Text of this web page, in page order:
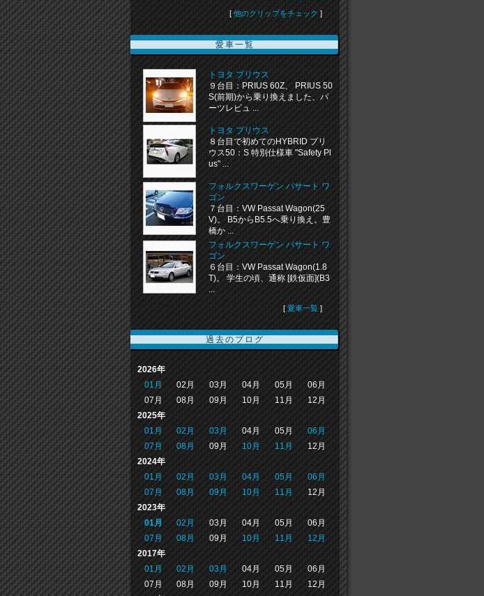
[ 他のクリップをチェック ]
愛車一覧
トヨタ プリウス
９台目：PRIUS 60Z、 PRIUS 50
S(前期)から乗り換えました、パ
ーツレビュ ...
トヨタ プリウス
８台目で初めてのHYBRID プリ
ウス50：S 特別仕様車 "Safety Pl
us" ...
フォルクスワーゲン パサート ワ
ゴン
７台目：VW Passat Wagon(25
V)。 B5からB5.5へ乗り換え。豊
橋か ...
フォルクスワーゲン パサート ワ
ゴン
６台目：VW Passat Wagon(1.8
T)。 学生の頃、通称 [鉄仮面](B3
...
[愛車一覧 ]
過去のブログ
2026年
01月
02月 03月 04月 05月
06月
07月
08月 09月 10月 11月
12月
2025年
01月
02月 03月 04月 05月
06月
07月
08月 09月 10月 11月
12月
2024年
01月
02月 03月 04月 05月
06月
07月
08月 09月 10月 11月
12月
2023年
01月
02月 03月 04月 05月
06月
07月
08月 09月 10月 11月
12月
2017年
01月
02月 03月 04月 05月
06月
07月
08月 09月 10月 11月
12月